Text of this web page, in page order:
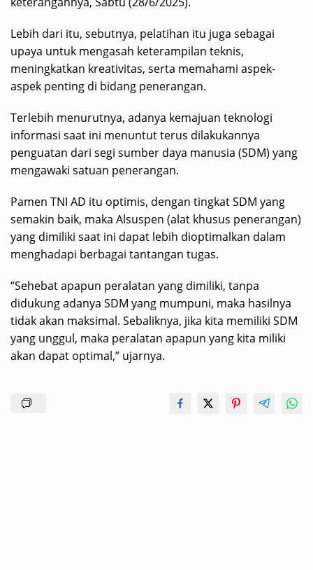
Lebih dari itu, sebutnya, pelatihan itu juga sebagai
upaya untuk mengasah keterampilan teknis,
meningkatkan kreativitas, serta memahami aspek-
aspek penting di bidang penerangan.
Terlebih menurutnya, adanya kemajuan teknologi
informasi saat ini menuntut terus dilakukannya
penguatan dari segi sumber daya manusia (SDM) yang
mengawaki satuan penerangan.
Pamen TNI AD itu optimis, dengan tingkat SDM yang
semakin baik, maka Alsuspen (alat khusus penerangan)
yang dimiliki saat ini dapat lebih dioptimalkan dalam
menghadapi berbagai tantangan tugas.
“Sehebat apapun peralatan yang dimiliki, tanpa
didukung adanya SDM yang mumpuni, maka hasilnya
tidak akan maksimal. Sebaliknya, jika kita memiliki SDM
yang unggul, maka peralatan apapun yang kita miliki
akan dapat optimal,” ujarnya.